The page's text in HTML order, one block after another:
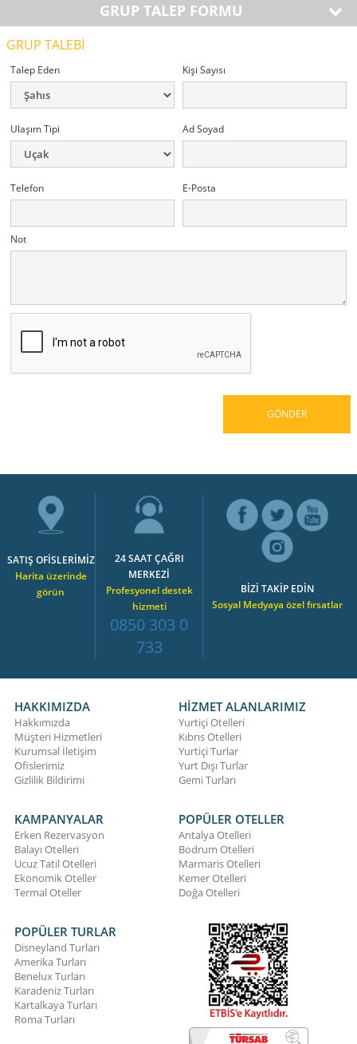
GRUP TALEP FORMU
GRUP TALEBİ
Talep Eden Kişi Sayısı
Ulaşım Tipi Ad Soyad
Telefon E-Posta
Not
SATIŞ OFİSLERİMİZ
Harita üzerinde
görün
24 SAAT ÇAĞRI
MERKEZİ
Profesyonel destek
hizmeti
0850 303 0
733
BİZİ TAKİP EDİN
Sosyal Medyaya özel fırsatlar
HAKKIMIZDA
Hakkımızda
Müşteri Hizmetleri
Kurumsal İletişim
Ofislerimiz
Gizlilik Bildirimi
HİZMET ALANLARIMIZ
Yurtiçi Otelleri
Kıbrıs Otelleri
Yurtiçi Turlar
Yurt Dışı Turlar
Gemi Turları
KAMPANYALAR
Erken Rezervasyon
Balayı Otelleri
Ucuz Tatil Otelleri
Ekonomik Oteller
Termal Oteller
POPÜLER OTELLER
Antalya Otelleri
Bodrum Otelleri
Marmaris Otelleri
Kemer Otelleri
Doğa Otelleri
POPÜLER TURLAR
Disneyland Turları
Amerika Turları
Benelux Turları
Karadeniz Turları
Kartalkaya Turları
Roma Turları